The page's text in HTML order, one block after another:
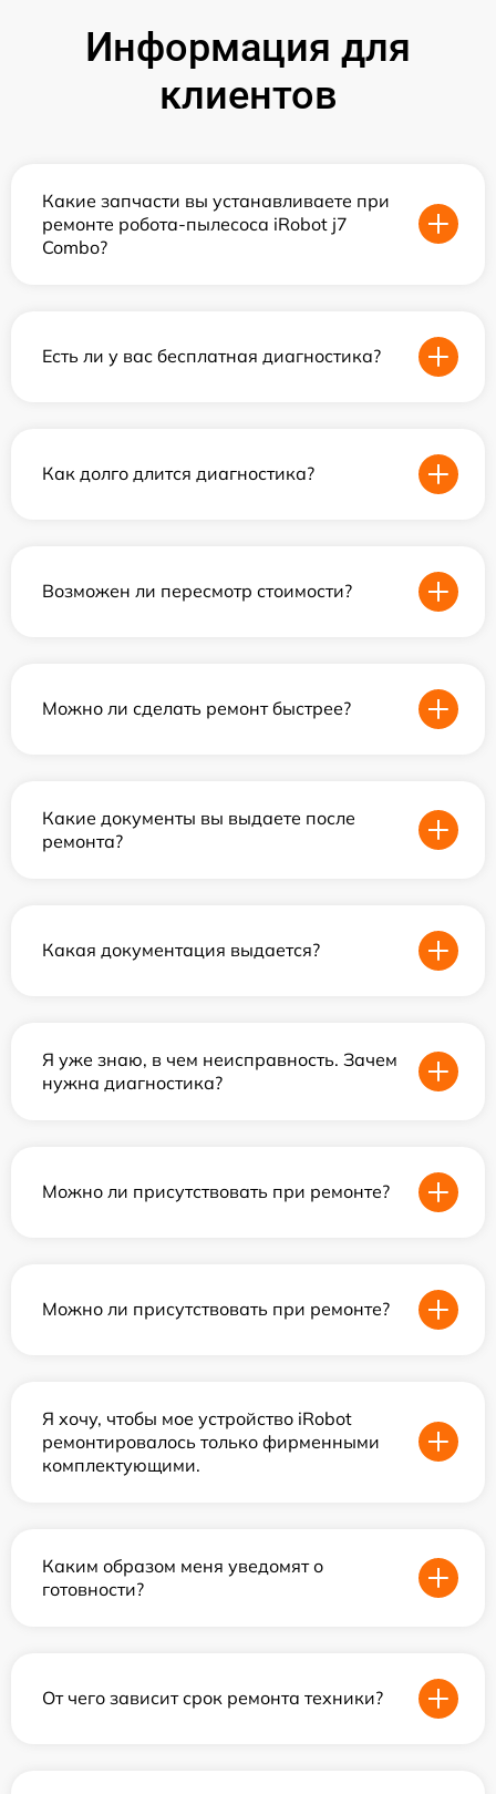
Информация для
клиентов
Какие запчасти вы устанавливаете при
ремонте робота-пылесоса iRobot j7
Combo?
Есть ли у вас бесплатная диагностика?
Как долго длится диагностика?
Возможен ли пересмотр стоимости?
Можно ли сделать ремонт быстрее?
Какие документы вы выдаете после
ремонта?
Какая документация выдается?
Я уже знаю, в чем неисправность. Зачем
нужна диагностика?
Можно ли присутствовать при ремонте?
Можно ли присутствовать при ремонте?
Я хочу, чтобы мое устройство iRobot
ремонтировалось только фирменными
комплектующими.
Каким образом меня уведомят о
готовности?
От чего зависит срок ремонта техники?